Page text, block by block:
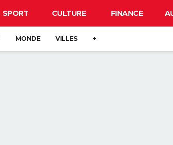
SPORT CULTURE FINANCE
MONDE VILLES +